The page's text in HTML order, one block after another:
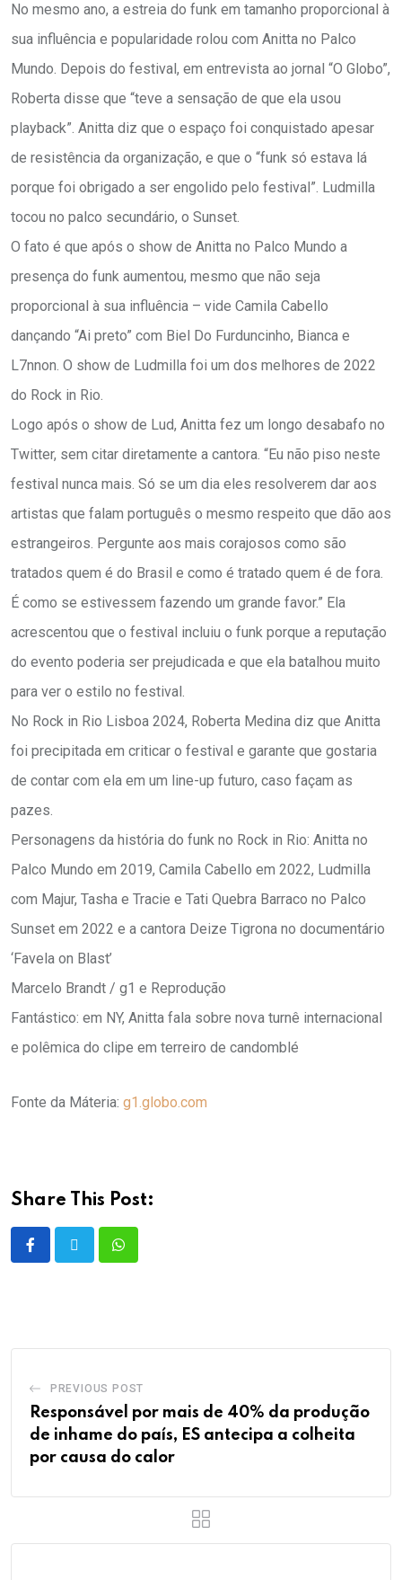
No mesmo ano, a estreia do funk em tamanho proporcional à
sua influência e popularidade rolou com Anitta no Palco
Mundo. Depois do festival, em entrevista ao jornal “O Globo”,
Roberta disse que “teve a sensação de que ela usou
playback”. Anitta diz que o espaço foi conquistado apesar
de resistência da organização, e que o “funk só estava lá
porque foi obrigado a ser engolido pelo festival”. Ludmilla
tocou no palco secundário, o Sunset.
O fato é que após o show de Anitta no Palco Mundo a
presença do funk aumentou, mesmo que não seja
proporcional à sua influência – vide Camila Cabello
dançando “Ai preto” com Biel Do Furduncinho, Bianca e
L7nnon. O show de Ludmilla foi um dos melhores de 2022
do Rock in Rio.
Logo após o show de Lud, Anitta fez um longo desabafo no
Twitter, sem citar diretamente a cantora. “Eu não piso neste
festival nunca mais. Só se um dia eles resolverem dar aos
artistas que falam português o mesmo respeito que dão aos
estrangeiros. Pergunte aos mais corajosos como são
tratados quem é do Brasil e como é tratado quem é de fora.
É como se estivessem fazendo um grande favor.” Ela
acrescentou que o festival incluiu o funk porque a reputação
do evento poderia ser prejudicada e que ela batalhou muito
para ver o estilo no festival.
No Rock in Rio Lisboa 2024, Roberta Medina diz que Anitta
foi precipitada em criticar o festival e garante que gostaria
de contar com ela em um line-up futuro, caso façam as
pazes.
Personagens da história do funk no Rock in Rio: Anitta no
Palco Mundo em 2019, Camila Cabello em 2022, Ludmilla
com Majur, Tasha e Tracie e Tati Quebra Barraco no Palco
Sunset em 2022 e a cantora Deize Tigrona no documentário
‘Favela on Blast’
Marcelo Brandt / g1 e Reprodução
Fantástico: em NY, Anitta fala sobre nova turnê internacional
e polêmica do clipe em terreiro de candomblé
Fonte da Máteria: g1.globo.com
Share This Post:
PREVIOUS POST
Responsável por mais de 40% da produção
de inhame do país, ES antecipa a colheita
por causa do calor